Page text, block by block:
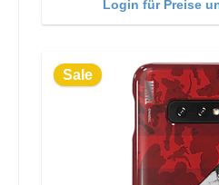
Login für Preise
Sale